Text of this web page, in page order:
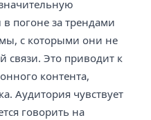
погоне за трендами
с которыми они не
связи. Это приводит к
контента,
Аудитория чувствует
говорить на